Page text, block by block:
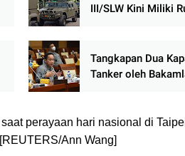
III/SLW Kini Miliki
Tangkapan Dua
Tanker oleh
perayaan hari nasional di
Ann Wang]